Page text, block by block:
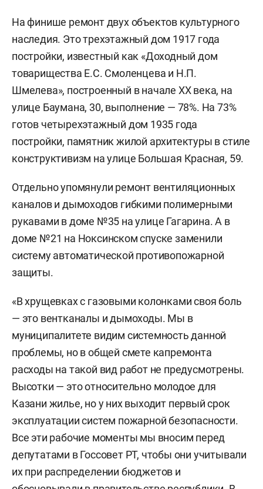
На финише ремонт двух объектов культурного
наследия. Это трехэтажный дом 1917 года
постройки, известный как «Доходный дом
товарищества Е.С. Смоленцева и Н.П.
Шмелева», построенный в начале XX века, на
улице Баумана, 30, выполнение — 78%. На 73%
готов четырехэтажный дом 1935 года
постройки, памятник жилой архитектуры в стиле
конструктивизм на улице Большая Красная, 59.
Отдельно упомянули ремонт вентиляционных
каналов и дымоходов гибкими полимерными
рукавами в доме №35 на улице Гагарина. А в
доме №21 на Ноксинском спуске заменили
систему автоматической противопожарной
защиты.
«В хрущевках с газовыми колонками своя боль
— это вентканалы и дымоходы. Мы в
муниципалитете видим системность данной
проблемы, но в общей смете капремонта
расходы на такой вид работ не предусмотрены.
Высотки — это относительно молодое для
Казани жилье, но у них выходит первый срок
эксплуатации систем пожарной безопасности.
Все эти рабочие моменты мы вносим перед
депутатами в Госсовет РТ, чтобы они учитывали
их при распределении бюджетов и